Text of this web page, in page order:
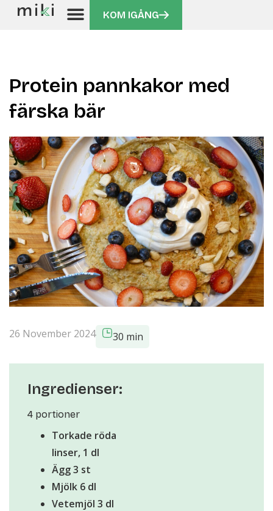
KOM IGÅNG
Protein pannkakor med
färska bär
26 November 2024 30 min
Ingredienser:
4 portioner
Torkade röda
linser, 1 dl
Ägg 3 st
Mjölk 6 dl
Vetemjöl 3 dl